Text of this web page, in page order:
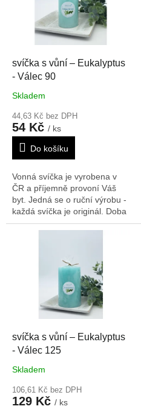
svíčka s vůní – Eukalyptus
- Válec 90
Skladem
44,63 Kč bez DPH
54 Kč / ks
Do košíku
Vonná svíčka je vyrobena v
ČR a příjemně provoní Váš
byt. Jedná se o ruční výrobu -
každá svíčka je originál. Doba
hoření: 32 hRozměry V/Š/H:
svíčka s vůní – Eukalyptus
- Válec 125
Skladem
106,61 Kč bez DPH
129 Kč / ks